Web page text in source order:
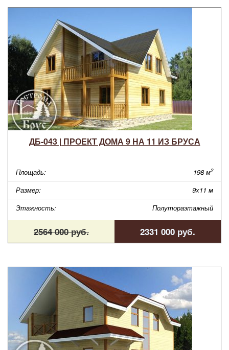
ДБ-043 | ПРОЕКТ ДОМА 9 НА 11 ИЗ БРУСА
Площадь: 198 м2
Размер:
9х11 м
Этажность:
Полутораэтажный
2564 000 руб. 2331 000 руб.